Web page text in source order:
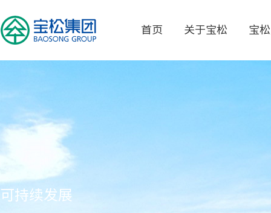
首页 关于宝松 宝
可持续发展